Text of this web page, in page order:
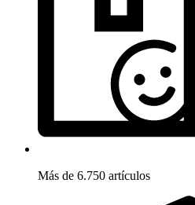
Más de 6.750 artículos